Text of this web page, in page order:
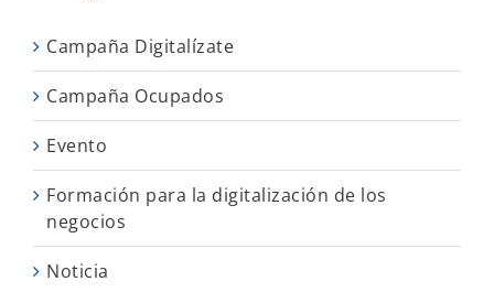
Campaña Digitalízate
Campaña Ocupados
Evento
Formación para la digitalización de los
negocios
Noticia